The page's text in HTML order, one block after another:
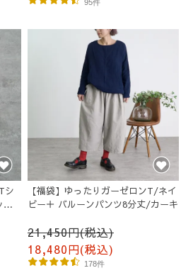
95件
シ
ト
【福袋】ゆったりガーゼロンT/ネイ
ビー＋ バルーンパンツ8分丈/カーキ
21,450円(税込)
18,480円(税込)
178件